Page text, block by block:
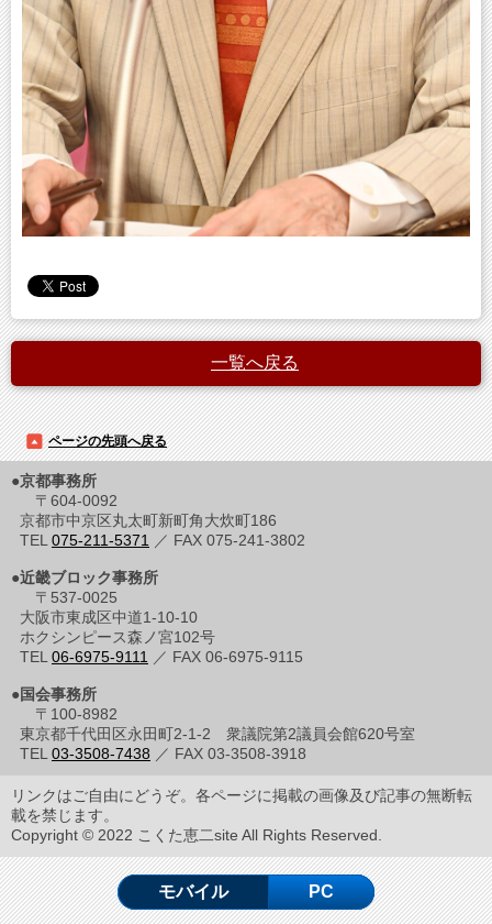
一覧へ戻る
ページの先頭へ戻る
●京都事務所
〒604-0092
京都市中京区丸太町新町角大炊町186
TEL 075-211-5371 ／ FAX 075-241-3802
●近畿ブロック事務所
〒537-0025
大阪市東成区中道1-10-10
ホクシンピース森ノ宮102号
TEL 06-6975-9111 ／ FAX 06-6975-9115
●国会事務所
〒100-8982
東京都千代田区永田町2-1-2 衆議院第2議員会館620号室
TEL 03-3508-7438 ／ FAX 03-3508-3918
リンクはご自由にどうぞ。各ページに掲載の画像及び記事の無断転
載を禁じます。
Copyright © 2022 こくた恵二site All Rights Reserved.
モバイル PC